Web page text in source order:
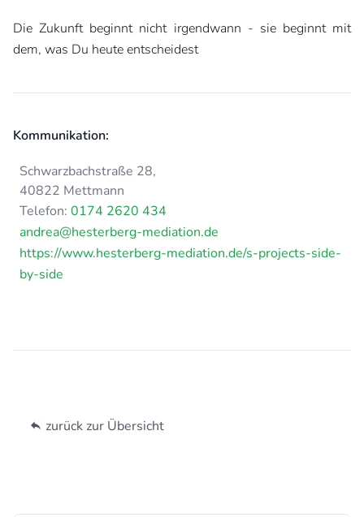
Die Zukunft beginnt nicht irgendwann - sie beginnt mit
dem, was Du heute entscheidest
Kommunikation:
Schwarzbachstraße 28,
40822 Mettmann
Telefon: 0174 2620 434
andrea@hesterberg-mediation.de
https://www.hesterberg-mediation.de/s-projects-side-
by-side
zurück zur Übersicht